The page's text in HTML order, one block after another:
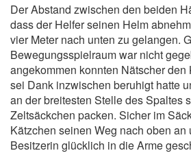
Der Abstand zwischen den beiden
dass der Helfer seinen Helm
vier Meter nach unten zu gelangen.
Bewegungsspielraum war nicht
angekommen konnten Nätscher den
sei Dank inzwischen beruhigt hatte
an der breitesten Stelle des Spaltes
Zeltsäckchen packen. Sicher im
Kätzchen seinen Weg nach oben
Besitzerin glücklich in die Arme